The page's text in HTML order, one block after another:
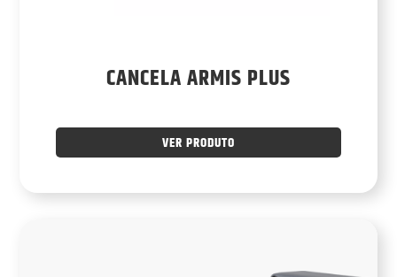
CANCELA ARMIS PLUS
VER PRODUTO